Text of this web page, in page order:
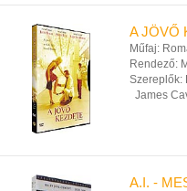
A JÖVŐ
Műfaj:
Rendező:
Szereplők:
James
A.I. -